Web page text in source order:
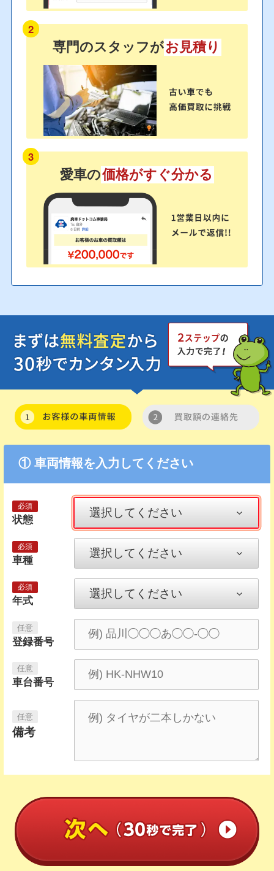
2
専門のスタッフがお見積り
3
愛車の価格がすぐ分かる
① 車両情報を入力してください
状態
車種
年式
登録番号
車台番号
備考